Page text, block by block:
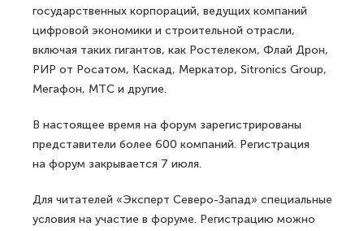
государственных корпораций, ведущих компаний
цифровой экономики и строительной отрасли,
включая таких гигантов, как Ростелеком, Флай Дрон,
РИР от Росатом, Каскад, Меркатор, Sitronics Group,
Мегафон, МТС и другие.
В настоящее время на форум зарегистрированы
представители более 600 компаний. Регистрация
на форум закрывается 7 июля.
Для читателей «Эксперт Северо-Запад» специальные
условия на участие в форуме. Регистрацию можно